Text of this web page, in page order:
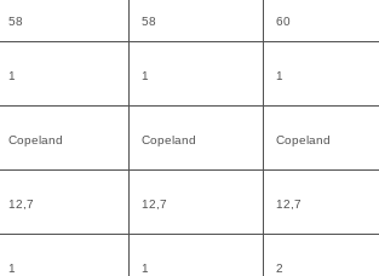
58 58 60
1 1 1
Copeland Copeland Copeland
12,7 12,7 12,7
1 1 2